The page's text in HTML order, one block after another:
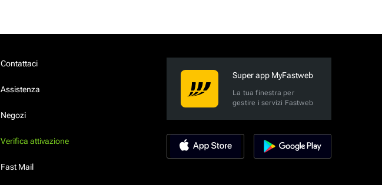
Contattaci
Assistenza
Negozi
Verifica attivazione
Fast Mail
Super app MyFastweb
La tua finestra per
gestire i servizi Fastweb